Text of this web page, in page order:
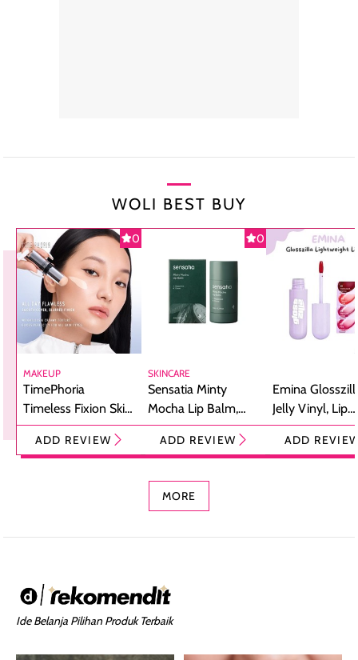
WOLI BEST BUY
0
MAKEUP
TimePhoria
Timeless Fixion Skin
Tint Stick,
Foundation dan
ADD REVIEW
0
SKINCARE
Sensatia Minty
Mocha Lip Balm,
Pelembap Bibir
dengan Aroma
ADD REVIEW
Emina
Jelly Vinyl, Lip
Cream Glossy
Ringan
ADD
MORE
Ide Belanja Pilihan Produk Terbaik